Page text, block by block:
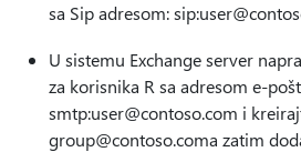
sa Sip adresom:
U sistemu Exchange server
za korisnika R sa adresom e-
smtp:user@contoso.com i
group@contoso.coma zatim